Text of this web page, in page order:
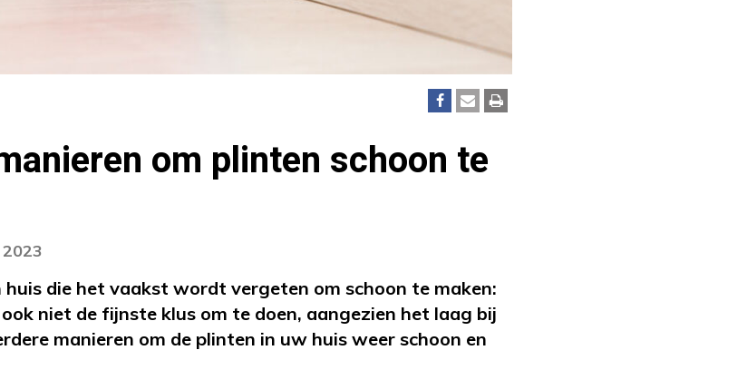
om plinten schoon te
huis die het vaakst wordt vergeten om schoon te maken:
niet de fijnste klus om te doen, aangezien het laag bij
manieren om de plinten in uw huis weer schoon en